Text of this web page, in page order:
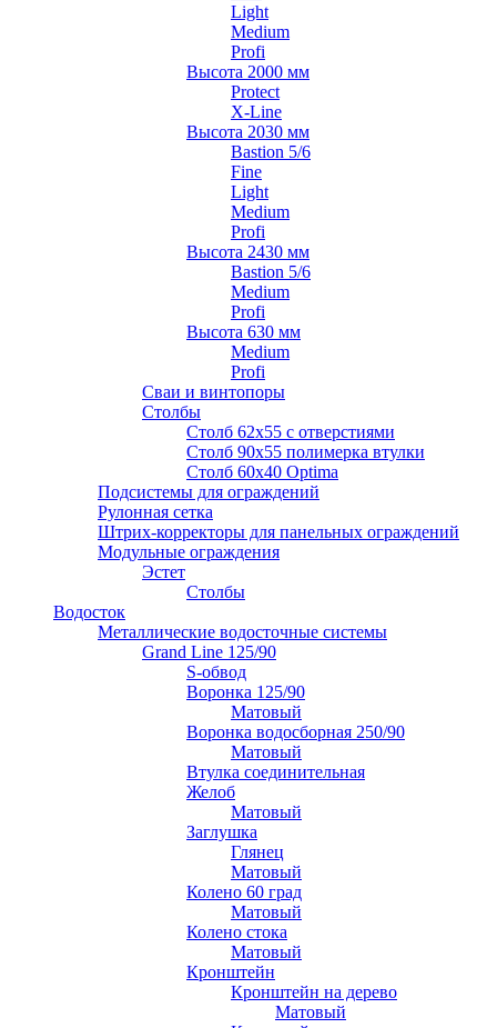
Light
Medium
Profi
Высота 2000 мм
Protect
X-Line
Высота 2030 мм
Bastion 5/6
Fine
Light
Medium
Profi
Высота 2430 мм
Bastion 5/6
Medium
Profi
Высота 630 мм
Medium
Profi
Сваи и винтопоры
Столбы
Cтолб 62х55 с отверстиями
Cтолб 90х55 полимерка втулки
Столб 60х40 Optima
Подсистемы для ограждений
Рулонная сетка
Штрих-корректоры для панельных ограждений
Модульные ограждения
Эстет
Столбы
Водосток
Металлические водосточные системы
Grand Line 125/90
S-обвод
Воронка 125/90
Матовый
Воронка водосборная 250/90
Матовый
Втулка соединительная
Желоб
Матовый
Заглушка
Глянец
Матовый
Колено 60 град
Матовый
Колено стока
Матовый
Кронштейн
Кронштейн на дерево
Матовый